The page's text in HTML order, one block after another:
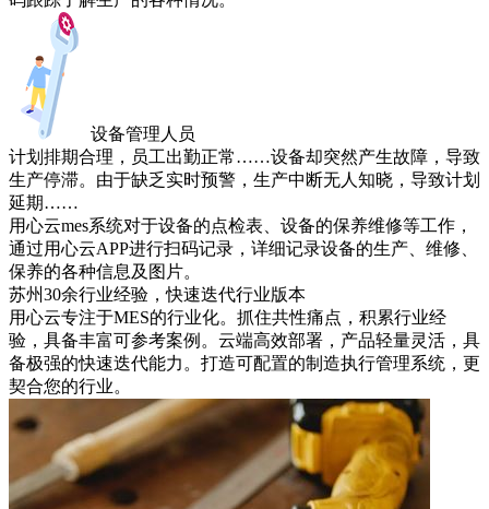
设备管理人员
计划排期合理，员工出勤正常……设备却突然产生故障，导致
生产停滞。由于缺乏实时预警，生产中断无人知晓，导致计划
延期……
用心云mes系统对于设备的点检表、设备的保养维修等工作，
通过用心云APP进行扫码记录，详细记录设备的生产、维修、
保养的各种信息及图片。
苏州30余行业经验，快速迭代行业版本
用心云专注于MES的行业化。抓住共性痛点，积累行业经
验，具备丰富可参考案例。云端高效部署，产品轻量灵活，具
备极强的快速迭代能力。打造可配置的制造执行管理系统，更
契合您的行业。